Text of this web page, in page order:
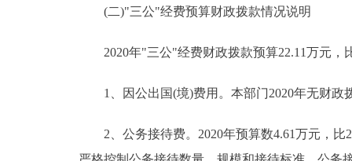
(二)"三公"经费预算财政拨款情况说明
2020年"三公"经费财政拨款预算22.11万元，
1、因公出国(境)费用。本部门2020年无财政
2、公务接待费。2020年预算数4.61万元，比